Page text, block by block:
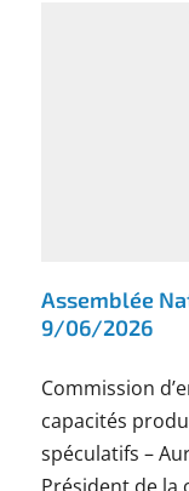
Assemblée
9/06/2026
Commission
capacités
spéculatifs –